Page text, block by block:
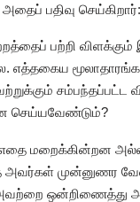
பதிவு செய்கிறார்:
பற்றி விளக்கும்
எத்தகைய
சம்பந்தப்பட்ட
செய்யவேண்டும்?
எதை மறைக்கின்றன
அவர்கள் முன்னுணர
ஒன்றிணைத்து